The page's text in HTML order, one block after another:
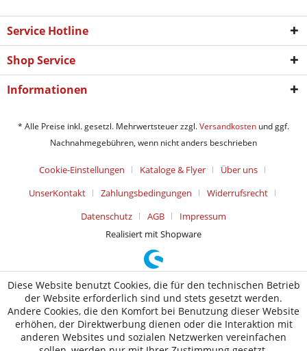
Service Hotline
Shop Service
Informationen
* Alle Preise inkl. gesetzl. Mehrwertsteuer zzgl.Versandkosten und ggf.
Nachnahmegebühren, wenn nicht anders beschrieben
Cookie-Einstellungen Kataloge & Flyer
Über uns
UnserKontakt
Zahlungsbedingungen
Widerrufsrecht
Datenschutz
AGB
Impressum
Realisiert mit Shopware
Diese Website benutzt Cookies, die für den technischen Betrieb
der Website erforderlich sind und stets gesetzt werden.
Andere Cookies, die den Komfort bei Benutzung dieser Website
erhöhen, der Direktwerbung dienen oder die Interaktion mit
anderen Websites und sozialen Netzwerken vereinfachen